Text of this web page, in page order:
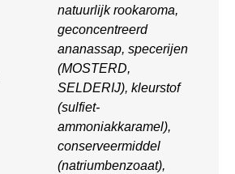
natuurlijk rookaroma,
geconcentreerd
ananassap, specerijen
(MOSTERD,
SELDERIJ), kleurstof
(sulfiet-
ammoniakkaramel),
conserveermiddel
(natriumbenzoaat),